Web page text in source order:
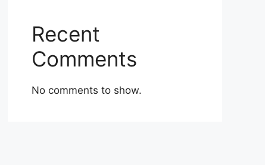
Recent
Comments
No comments to show.